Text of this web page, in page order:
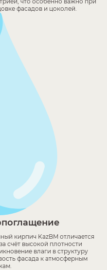
фасадов и цоколей.
кирпич KazBM отличается
счёт высокой плотности
влаги в структуру
фасада к атмосферным